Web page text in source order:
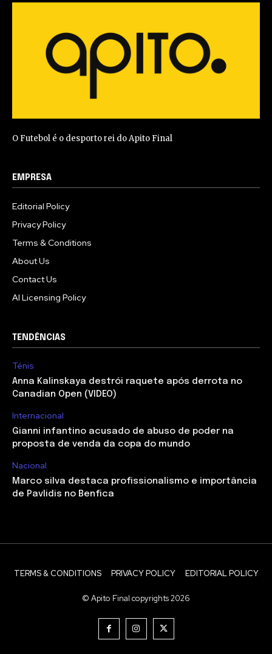
O Futebol é o desporto rei do Apito Final
EMPRESA
Editorial Policy
Privacy Policy
Terms & Conditions
About Us
Contact Us
AI Licensing Policy
TENDÊNCIAS
Ténis
Anna Kalinskaya destrói raquete após derrota no
Canadian Open (VIDEO)
Internacional
Gianni infantino acusado de abuso de poder na
proposta de venda da copa do mundo
Nacional
Marco silva destaca profissionalismo e importância
de Pavlidis no Benfica
TERMS & CONDITIONS PRIVACY POLICY EDITORIAL POLICY
© Apito Final copyrights 2026